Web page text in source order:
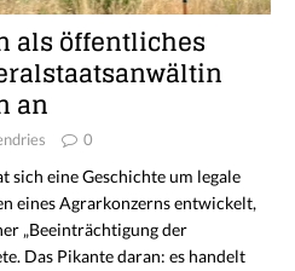
als öffentliches
an
0
sich eine Geschichte um legale
eines Agrarkonzerns entwickelt,
„Beeinträchtigung der
Das Pikante daran: es handelt